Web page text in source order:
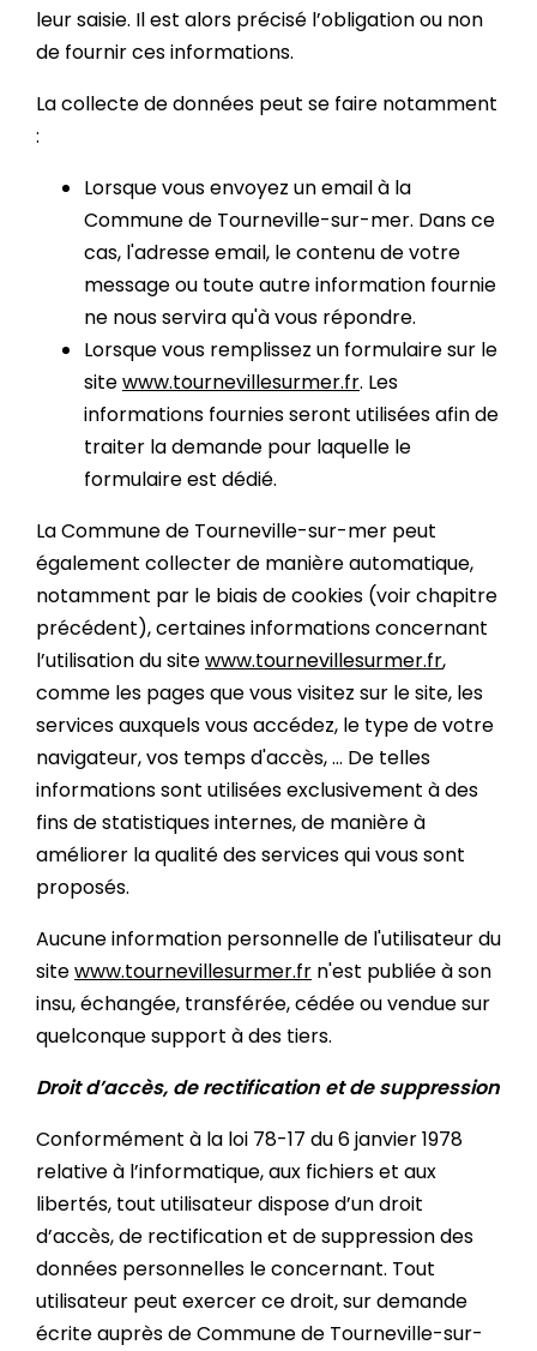
leur saisie. Il est alors précisé l’obligation ou non
de fournir ces informations.
La collecte de données peut se faire notamment
:
Lorsque vous envoyez un email à la
Commune de Tourneville-sur-mer. Dans ce
cas, l'adresse email, le contenu de votre
message ou toute autre information fournie
ne nous servira qu'à vous répondre.
Lorsque vous remplissez un formulaire sur le
sitewww.tournevillesurmer.fr. Les
informations fournies seront utilisées afin de
traiter la demande pour laquelle le
formulaire est dédié.
La Commune de Tourneville-sur-mer peut
également collecter de manière automatique,
notamment par le biais de cookies (voir chapitre
précédent), certaines informations concernant
l’utilisation du sitewww.tournevillesurmer.fr,
comme les pages que vous visitez sur le site, les
services auxquels vous accédez, le type de votre
navigateur, vos temps d'accès, … De telles
informations sont utilisées exclusivement à des
fins de statistiques internes, de manière à
améliorer la qualité des services qui vous sont
proposés.
Aucune information personnelle de l'utilisateur du
sitewww.tournevillesurmer.fr n'est publiée à son
insu, échangée, transférée, cédée ou vendue sur
quelconque support à des tiers.
Droit d’accès, de rectification et de suppression
Conformément à la loi 78-17 du 6 janvier 1978
relative à l’informatique, aux fichiers et aux
libertés, tout utilisateur dispose d’un droit
d’accès, de rectification et de suppression des
données personnelles le concernant. Tout
utilisateur peut exercer ce droit, sur demande
écrite auprès de Commune de Tourneville-sur-